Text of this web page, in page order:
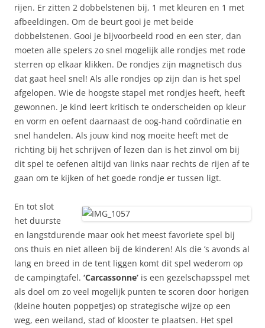
rijen. Er zitten 2 dobbelstenen bij, 1 met kleuren en 1 met
afbeeldingen. Om de beurt gooi je met beide
dobbelstenen. Gooi je bijvoorbeeld rood en een ster, dan
moeten alle spelers zo snel mogelijk alle rondjes met rode
sterren op elkaar klikken. De rondjes zijn magnetisch dus
dat gaat heel snel! Als alle rondjes op zijn dan is het spel
afgelopen. Wie de hoogste stapel met rondjes heeft, heeft
gewonnen. Je kind leert kritisch te onderscheiden op kleur
en vorm en oefent daarnaast de oog-hand coördinatie en
snel handelen. Als jouw kind nog moeite heeft met de
richting bij het schrijven of lezen dan is het zinvol om bij
dit spel te oefenen altijd van links naar rechts de rijen af te
gaan om te kijken of het goede rondje er tussen ligt.
En tot slot
het duurste
en langstdurende maar ook het meest favoriete spel bij
ons thuis en niet alleen bij de kinderen! Als die ’s avonds al
lang en breed in de tent liggen komt dit spel wederom op
de campingtafel. ‘Carcassonne’ is een gezelschapsspel met
als doel om zo veel mogelijk punten te scoren door horigen
(kleine houten poppetjes) op strategische wijze op een
weg, een weiland, stad of klooster te plaatsen. Het spel